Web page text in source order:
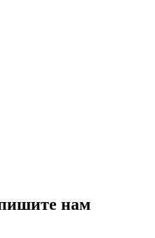
нам